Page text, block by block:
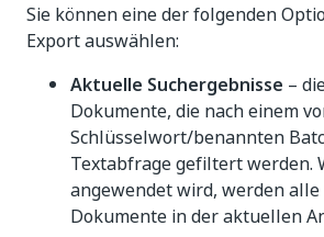
Sie können eine der folgenden
Export auswählen:
Aktuelle Suchergebnisse –
Dokumente, die nach einem
Schlüsselwort/benannten
Textabfrage gefiltert werden.
angewendet wird, werden
Dokumente in der aktuellen